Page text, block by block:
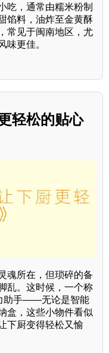
吃，通常由糯米粉制
馅料，油炸至金黄酥
常见于闽南地区，尤
味更佳。
轻松的贴心
魂所在，但琐碎的备
乱。这时候，一个称
助手——无论是智能
盒，这些小物件看似
下厨变得轻松又愉